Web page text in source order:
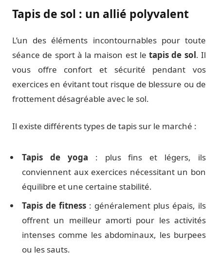
Tapis de sol : un allié polyvalent
L’un des éléments incontournables pour toute
séance de sport à la maison est letapis de sol. Il
vous offre confort et sécurité pendant vos
exercices en évitant tout risque de blessure ou de
frottement désagréable avec le sol.
Il existe différents types de tapis sur le marché :
Tapis de yoga : plus fins et légers, ils
conviennent aux exercices nécessitant un bon
équilibre et une certaine stabilité.
Tapis de fitness : généralement plus épais, ils
offrent un meilleur amorti pour les activités
intenses comme les abdominaux, les burpees
ou les sauts.